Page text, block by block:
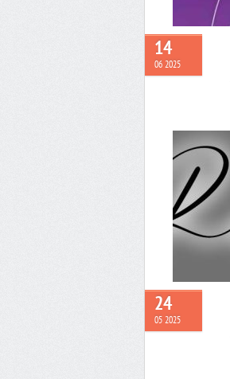
14
06 2025
24
05 2025